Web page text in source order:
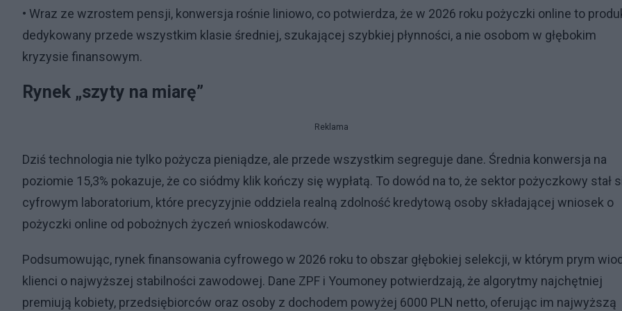
• Wraz ze wzrostem pensji, konwersja rośnie liniowo, co potwierdza, że w 2026 roku pożyczki online to
dedykowany przede wszystkim klasie średniej, szukającej szybkiej płynności, a nie osobom w głębokim
kryzysie finansowym.
Rynek „szyty na miarę”
Reklama
Dziś technologia nie tylko pożycza pieniądze, ale przede wszystkim segreguje dane. Średnia konwersja na
poziomie 15,3% pokazuje, że co siódmy klik kończy się wypłatą. To dowód na to, że sektor pożyczkowy stał
cyfrowym laboratorium, które precyzyjnie oddziela realną zdolność kredytową osoby składającej wniosek o
pożyczki online od pobożnych życzeń wnioskodawców.
Podsumowując, rynek finansowania cyfrowego w 2026 roku to obszar głębokiej selekcji, w którym prym
klienci o najwyższej stabilności zawodowej. Dane ZPF i Youmoney potwierdzają, że algorytmy najchętniej
premiują kobiety, przedsiębiorców oraz osoby z dochodem powyżej 6000 PLN netto, oferując im najwyższą